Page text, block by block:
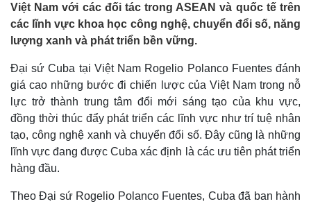
Việc làm
Biển đảo
Việt Nam với các đối tác trong ASEAN và quốc tế trên
các lĩnh vực khoa học công nghệ, chuyển đổi số, năng
lượng xanh và phát triển bền vững.
Đại sứ Cuba tại Việt Nam Rogelio Polanco Fuentes đánh
giá cao những bước đi chiến lược của Việt Nam trong nỗ
lực trở thành trung tâm đổi mới sáng tạo của khu vực,
đồng thời thúc đẩy phát triển các lĩnh vực như trí tuệ nhân
tạo, công nghệ xanh và chuyển đổi số. Đây cũng là những
lĩnh vực đang được Cuba xác định là các ưu tiên phát triển
hàng đầu.
Theo Đại sứ Rogelio Polanco Fuentes, Cuba đã ban hành